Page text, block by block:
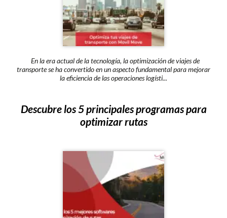
En la era actual de la tecnología, la optimización de viajes de
transporte se ha convertido en un aspecto fundamental para mejorar
la eficiencia de las operaciones logísti...
Descubre los 5 principales programas para
optimizar rutas